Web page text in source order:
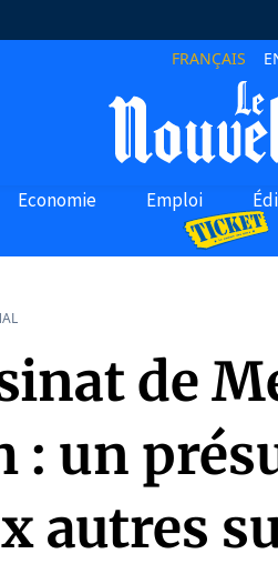
FRANÇAIS
Economie Emploi
de
: un
autres